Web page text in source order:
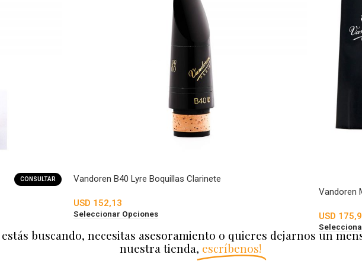
CONSULTAR Vandoren B40 Lyre Boquillas Clarinete
USD 152,13
Seleccionar Opciones
Vandoren
USD
buscando, necesitas asesoramiento o quieres dejarnos un
nuestra tienda, escríbenos!